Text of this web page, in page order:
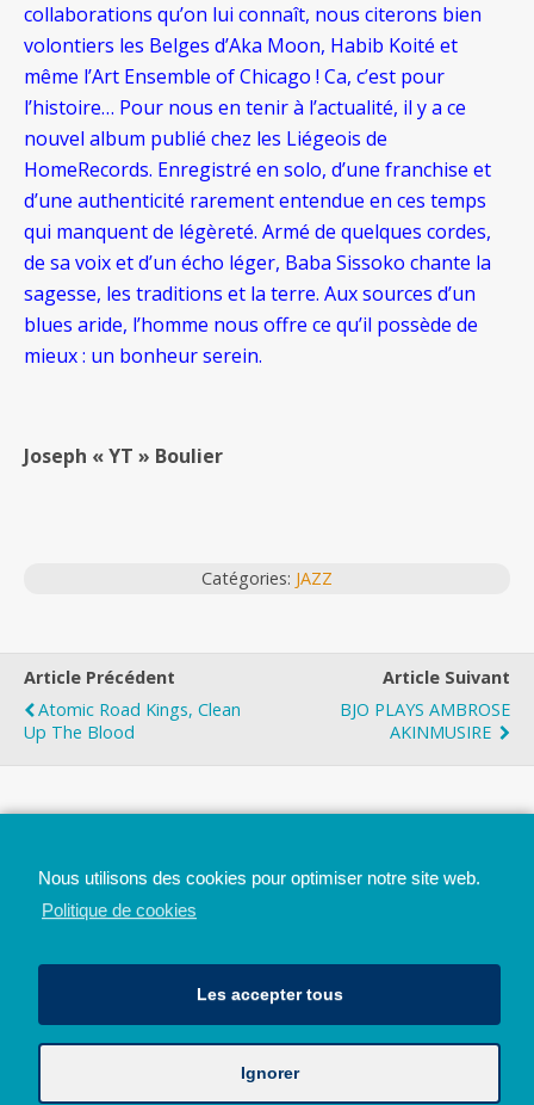
collaborations qu’on lui connaît, nous citerons bien
volontiers les Belges d’Aka Moon, Habib Koité et
même l’Art Ensemble of Chicago ! Ca, c’est pour
l’histoire… Pour nous en tenir à l’actualité, il y a ce
nouvel album publié chez les Liégeois de
HomeRecords. Enregistré en solo, d’une franchise et
d’une authenticité rarement entendue en ces temps
qui manquent de légèreté. Armé de quelques cordes,
de sa voix et d’un écho léger, Baba Sissoko chante la
sagesse, les traditions et la terre. Aux sources d’un
blues aride, l’homme nous offre ce qu’il possède de
mieux : un bonheur serein.
Joseph « YT » Boulier
Catégories: JAZZ
Article Précédent
Atomic Road Kings, Clean
Up The Blood
Article Suivant
BJO PLAYS AMBROSE
AKINMUSIRE
Avec le soutien de la Province de Liège
Nous utilisons des cookies pour optimiser notre site web.
Politique de cookies
Les accepter tous
Ignorer